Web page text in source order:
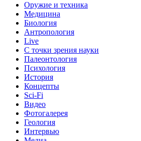
Оружие и техника
Медицина
Биология
Антропология
Live
С точки зрения науки
Палеонтология
Психология
История
Концепты
Sci-Fi
Видео
Фотогалерея
Геология
Интервью